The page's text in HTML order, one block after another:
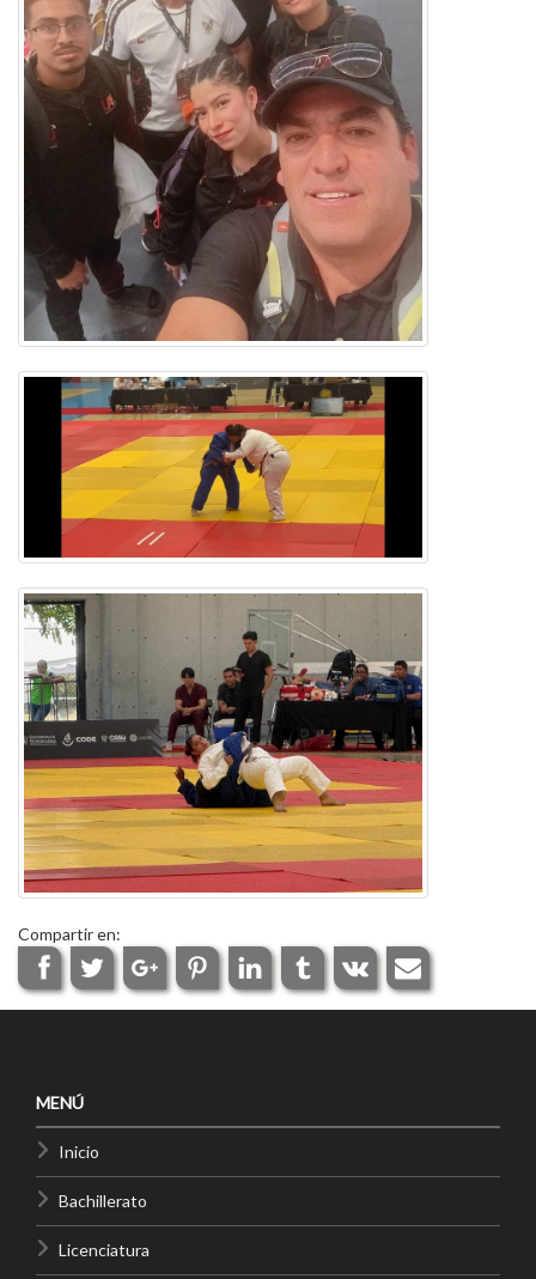
Compartir en:
MENÚ
Inicio
Bachillerato
Licenciatura